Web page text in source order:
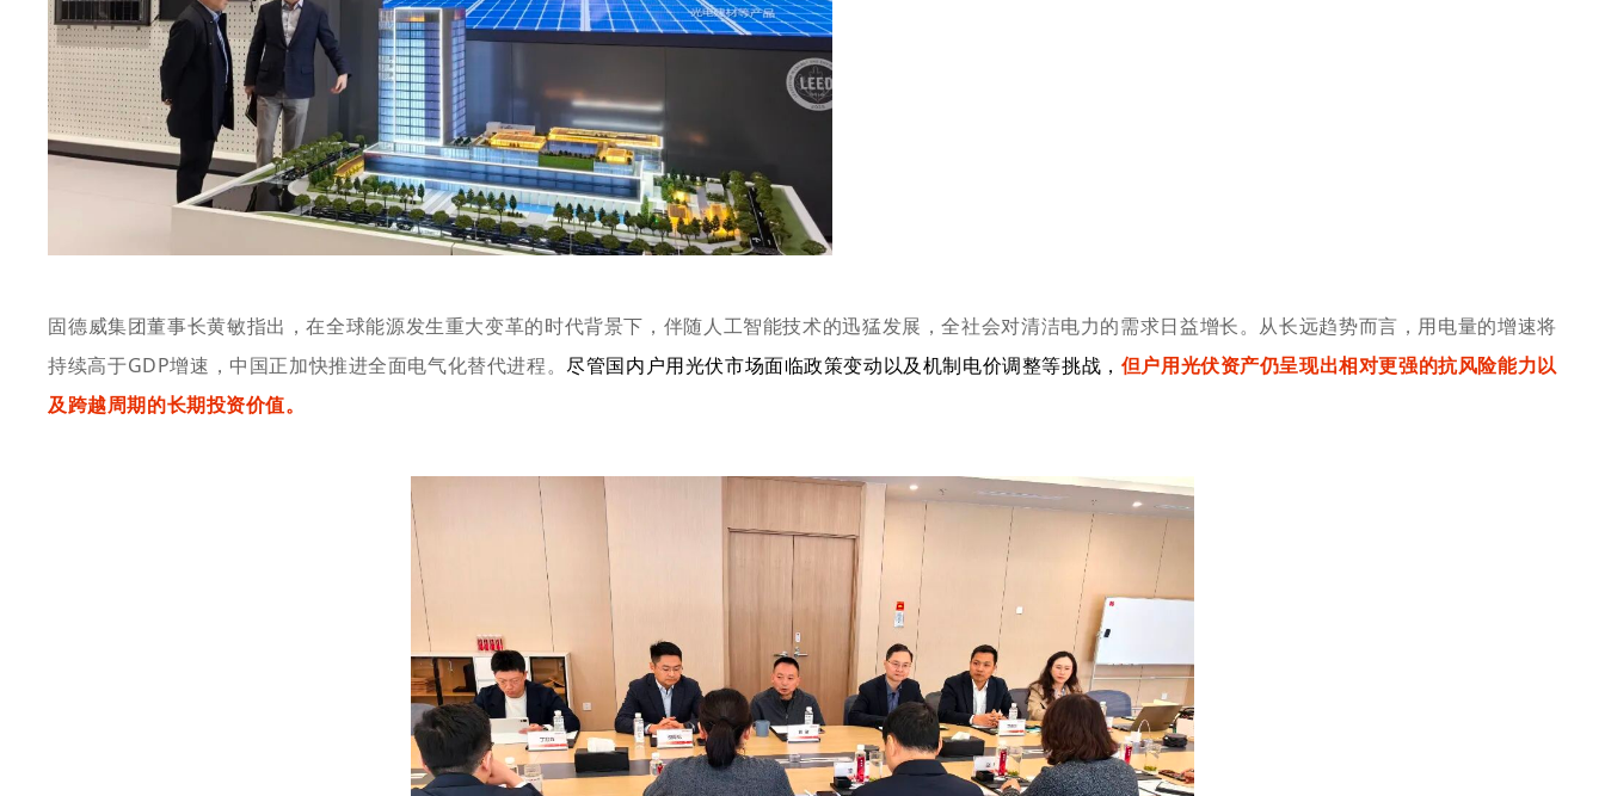
固德威集团董事长黄敏指出，在全球能源发生重大变革的时代背景下，伴随人工智能技术的迅猛发展，全社会对清洁电力的需求日益增长。从长远趋势而言，用电量的增速将
持续高于GDP增速，中国正加快推进全面电气化替代进程。尽管国内户用光伏市场面临政策变动以及机制电价调整等挑战， 但户用光伏资产仍呈现出相对更强的抗风险能力以
及跨越周期的长期投资价值。